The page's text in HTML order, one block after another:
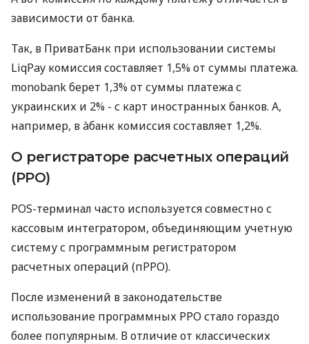
зависимости от банка.
Так, в ПриватБанк при использовании системы
LiqPay комиссия составляет 1,5% от суммы платежа.
monobank берет 1,3% от суммы платежа с
украинских и 2% - с карт иностранных банков. А,
например, в àбанк комиссия составляет 1,2%.
О регистраторе расчетных операций
(РРО)
POS-терминал часто используется совместно с
кассовым интегратором, объединяющим учетную
систему с программным регистратором
расчетных операций (пРРО).
После изменений в законодательстве
использование программных РРО стало гораздо
более популярным. В отличие от классических